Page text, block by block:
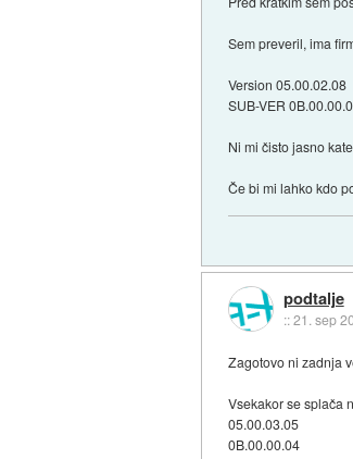
Sem preveril, ima
Version 05.00.02.08
SUB-VER
Ni mi čisto jasno
Če bi mi lahko kdo
podtalje
::21. sep
Zagotovo ni zadnja
Vsekakor se splača
05.00.03.05
0B.00.00.04